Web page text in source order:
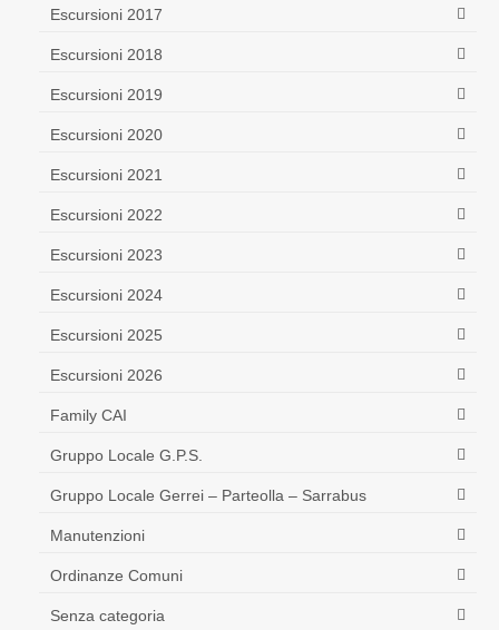
Escursioni 2017
Escursioni 2018
Escursioni 2019
Escursioni 2020
Escursioni 2021
Escursioni 2022
Escursioni 2023
Escursioni 2024
Escursioni 2025
Escursioni 2026
Family CAI
Gruppo Locale G.P.S.
Gruppo Locale Gerrei – Parteolla – Sarrabus
Manutenzioni
Ordinanze Comuni
Senza categoria